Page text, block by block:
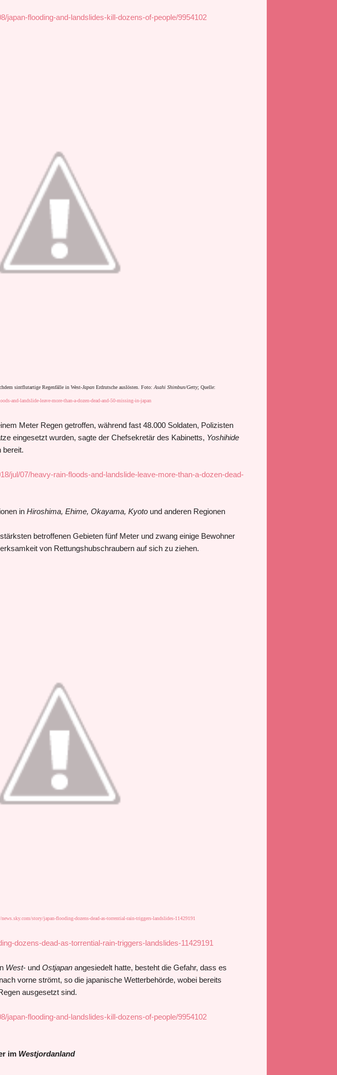
japan-flooding-and-landslides-kill-dozens-of-people/9954102
sintflutartige Regenfälle in West-JapanErdrutsche auslösten. Foto: Asahi Shimbun/Getty; Quelle:
and-landslide-leave-more-than-a-dozen-dead-and-50-missing-in-japan
Meter Regen getroffen, während fast 48.000 Soldaten, Polizisten
eingesetzt wurden, sagte der Chefsekretär des Kabinetts, Yoshihide
bereit.
jul/07/heavy-rain-floods-and-landslide-leave-more-than-a-dozen-dead-
in Hiroshima, Ehime, Okayama, Kyotound anderen Regionen
betroffenen Gebieten fünf Meter und zwang einige Bewohner
von Rettungshubschraubern auf sich zu ziehen.
story/japan-flooding-dozens-dead-as-torrential-rain-triggers-landslides-11429191
dozens-dead-as-torrential-rain-triggers-landslides-11429191
West- und Ostjapanangesiedelt hatte, besteht die Gefahr, dass es
vorne strömt, so die japanische Wetterbehörde, wobei bereits
ausgesetzt sind.
japan-flooding-and-landslides-kill-dozens-of-people/9954102
im Westjordanland